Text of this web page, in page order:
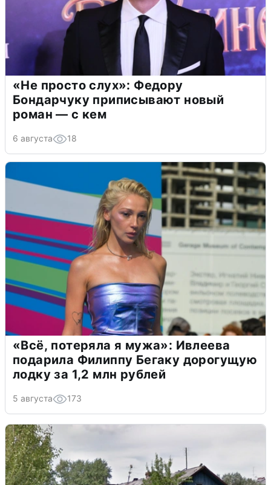
«Не просто слух»: Федору
Бондарчуку приписывают новый
роман — с кем
6 августа 18
«Всё, потеряла я мужа»: Ивлеева
подарила Филиппу Бегаку дорогущую
лодку за 1,2 млн рублей
5 августа 173